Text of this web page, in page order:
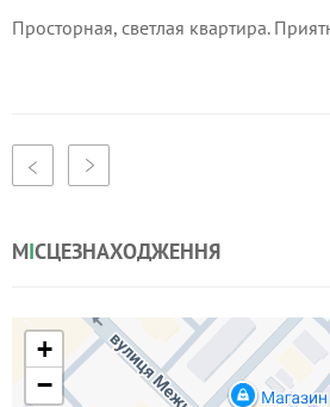
Просторная, светлая квартира.
МІСЦЕЗНАХОДЖЕННЯ
+
−